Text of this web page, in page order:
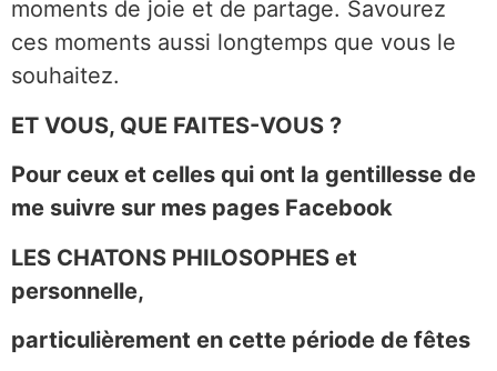
moments de joie et de partage. Savourez
ces moments aussi longtemps que vous le
souhaitez.
ET VOUS, QUE FAITES-VOUS ?
Pour ceux et celles qui ont la gentillesse de
me suivre sur mes pages Facebook
LES CHATONS PHILOSOPHES et
personnelle,
particulièrement en cette période de fêtes